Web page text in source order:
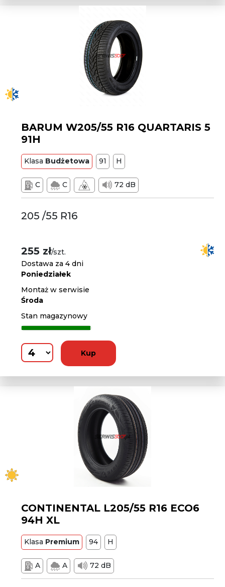
BARUM W205/55 R16 QUARTARIS 5
91H
Klasa Budżetowa 91 H
C C 72 dB
205 /55 R16
255 zł/szt.
Dostawa za 4 dni
Poniedziałek
Montaż w serwisie
Środa
Stan magazynowy
Kup
CONTINENTAL L205/55 R16 ECO6
94H XL
Klasa Premium 94 H
A A 72 dB